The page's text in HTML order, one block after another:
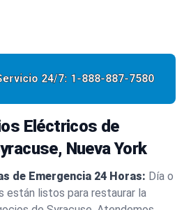
24/7: 1-888-887-7580
Eléctricos de
Nueva York
de Emergencia 24 Horas: Día o
están listos para restaurar la